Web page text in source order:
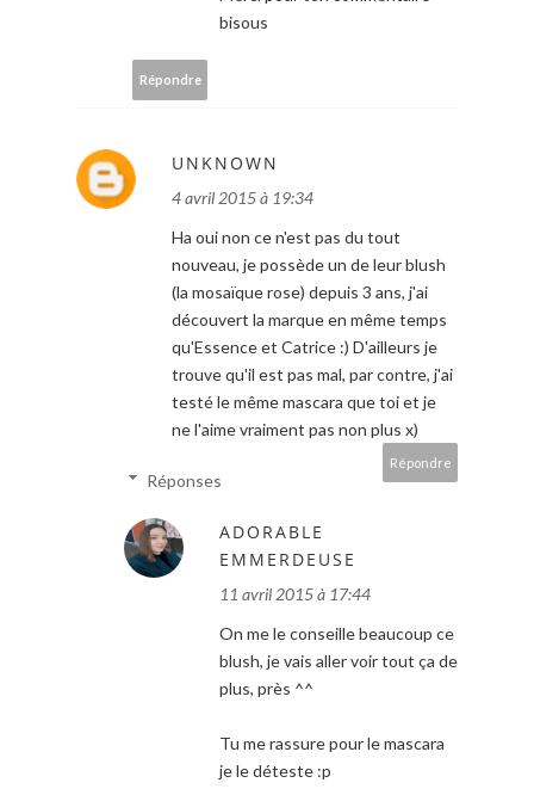
bisous
Répondre
UNKNOWN
4 avril 2015 à 19:34
Ha oui non ce n'est pas du tout
nouveau, je possède un de leur blush
(la mosaïque rose) depuis 3 ans, j'ai
découvert la marque en même temps
qu'Essence et Catrice :) D'ailleurs je
trouve qu'il est pas mal, par contre, j'ai
testé le même mascara que toi et je
ne l'aime vraiment pas non plus x)
Répondre
Réponses
ADORABLE
EMMERDEUSE
11 avril 2015 à 17:44
On me le conseille beaucoup ce
blush, je vais aller voir tout ça de
plus, près ^^
Tu me rassure pour le mascara
je le déteste :p